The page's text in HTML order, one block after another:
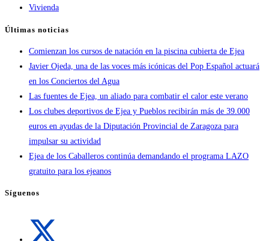
Vivienda
Últimas noticias
Comienzan los cursos de natación en la piscina cubierta de Ejea
Javier Ojeda, una de las voces más icónicas del Pop Español actuará
en los Conciertos del Agua
Las fuentes de Ejea, un aliado para combatir el calor este verano
Los clubes deportivos de Ejea y Pueblos recibirán más de 39.000
euros en ayudas de la Diputación Provincial de Zaragoza para
impulsar su actividad
Ejea de los Caballeros continúa demandando el programa LAZO
gratuito para los ejeanos
Síguenos